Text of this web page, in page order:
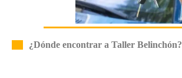
¿Dónde encontrar a Taller Belinchón?